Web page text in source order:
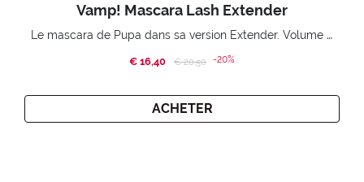
Vamp! Mascara Lash Extender
Le mascara de Pupa dans sa version Extender. Volume extension 3D. Des cils amplifiés et liftés à l’infini.
€ 16,40 Price reduced from
€ 20,50to-20%
ACHETER